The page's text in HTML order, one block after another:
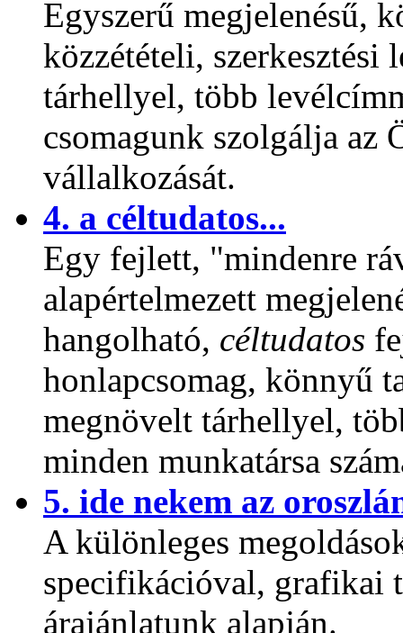
Egyszerű megjelenésű,
közzétételi, szerkesztési
tárhellyel, több
csomagunk szolgálja az
vállalkozását.
4. a céltudatos...
Egy fejlett, "mindenre
alapértelmezett
hangolható, céltudatos
honlapcsomag, könnyű
megnövelt tárhellyel,
minden munkatársa
5. ide nekem az
A különleges
specifikációval, grafikai
árajánlatunk alapján.